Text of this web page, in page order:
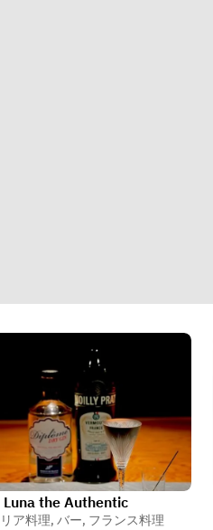
the Authentic
ア料理, バー, フランス料理